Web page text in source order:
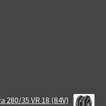
35 VR 18 (84V)